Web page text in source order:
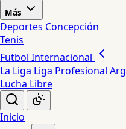
Más
Deportes Concepción
Tenis
Futbol Internacional
La Liga Liga Profesional
Lucha Libre
Inicio